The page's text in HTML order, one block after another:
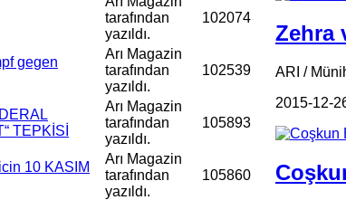
tarafından
yazıldı.
102074
gegen
Arı Magazin
tarafından
yazıldı.
102539
TEPKİSİ
Arı Magazin
tarafından
yazıldı.
105893
10 KASIM
Arı Magazin
tarafından
yazıldı.
105860
Zehra
ARI /
2015-12-